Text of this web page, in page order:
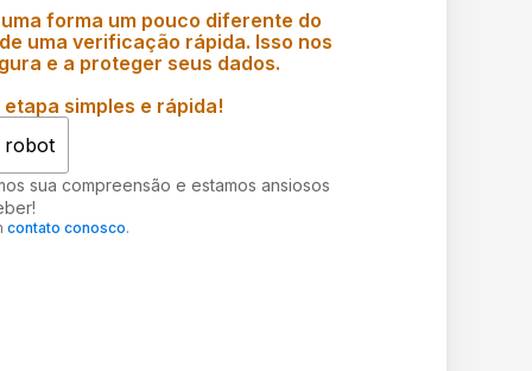
forma um pouco diferente do
uma verificação rápida. Isso nos
e a proteger seus dados.
simples e rápida!
robot
sua compreensão e estamos ansiosos
contato conosco.